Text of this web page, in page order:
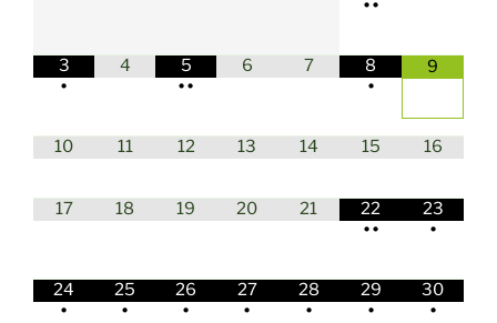
••
3
•
4
5
••
6 7
8
•
9
10 11 12 13 14 15 16
17 18 19 20 21
22
••
23
•
24
•
25
•
26
•
27
•
28
•
29
•
30
•